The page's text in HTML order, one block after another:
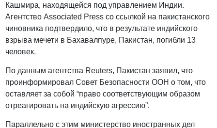
Кашмира, находящейся под управлением Индии.
Агентство Associated Press со ссылкой на пакистанского
чиновника подтвердило, что в результате индийского
взрыва мечети в Бахавалпуре, Пакистан, погибли 13
человек.
По данным агентства Reuters, Пакистан заявил, что
проинформировал Совет Безопасности ООН о том, что
оставляет за собой “право соответствующим образом
отреагировать на индийскую агрессию”.
Параллельно с этим министерство иностранных дел